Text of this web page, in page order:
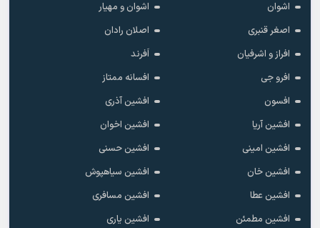
اشوان
اشوان و مهیار
اصغر قنبری
اصلان رادان
افراز و اشرفیان
اَفرند
افرو جی
افسانه ممتاز
افسون
افشین آذری
افشین آریا
افشین اخوان
افشین امینی
افشین حسنی
افشین خان
افشین سیاهپوش
افشین عطا
افشین مسافری
افشین مطمئن
افشین یاری